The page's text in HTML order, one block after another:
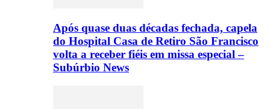
Após quase duas décadas fechada, capela
do Hospital Casa de Retiro São Francisco
volta a receber fiéis em missa especial –
Subúrbio News